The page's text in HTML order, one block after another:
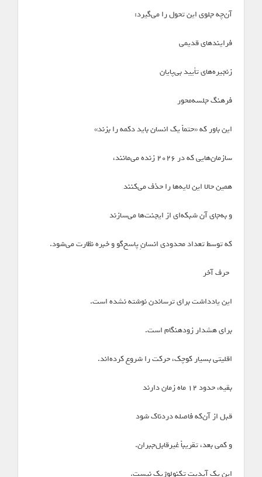
آن‌چه جلوی این تحول را می‌گیرد:
فرایندهای قدیمی
زنجیره‌های تأیید بی‌پایان
فرهنگ جلسه‌محور
این باور که «حتماً یک انسان باید دکمه را بزند»
سازمان‌هایی که در ۲۰۲۶ زنده می‌مانند،
همین حالا این لایه‌ها را حذف می‌کنند
و به‌جای آن شبکه‌ای از ایجنت‌ها می‌سازند
که توسط تعداد محدودی انسانِ پاسخ‌گو و خبره نظارت می‌شود.
*حرف آخر*
این یادداشت برای ترساندن نوشته نشده است.
برای هشدار زودهنگام است.
اقلیتی بسیار کوچک، حرکت را شروع کرده‌اند.
بقیه، حدود ۱۲ ماه زمان دارند
قبل از آن‌که فاصله دردناک شود
و کمی بعد، تقریباً غیرقابل‌جبران.
این یک آپدیت تکنولوژیک نیست.